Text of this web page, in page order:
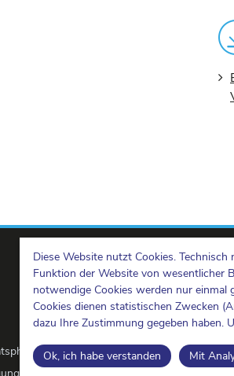
Diese Website nutzt Cookies.
Funktion der Website von wesentlicher
notwendige Cookies werden nur
Cookies dienen statistischen Zwecken
dazu Ihre Zustimmung gegeben haben.
Ok, ich habe verstanden Mit